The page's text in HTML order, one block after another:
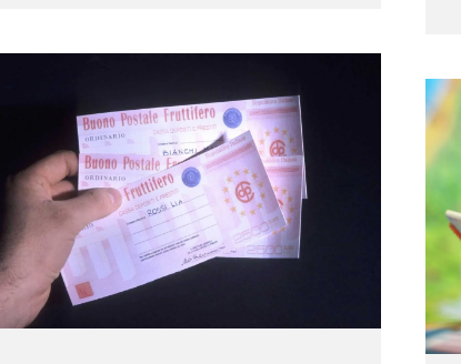
semestre 2024, con particolare
sezioni della rassegna riguardano le novità
nella disciplina internazionale e
nazionale, e forniscono informazioni su
eventuali consultazioni pubbliche e
su pronunce di particolare
rilevanza emesse nell’esercizio
dell’attività giurisdizionale. In questo
numero l’approfondimento è dedicato, in
particolare: alla recente normativa della